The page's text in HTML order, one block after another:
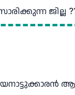
ജില്ല